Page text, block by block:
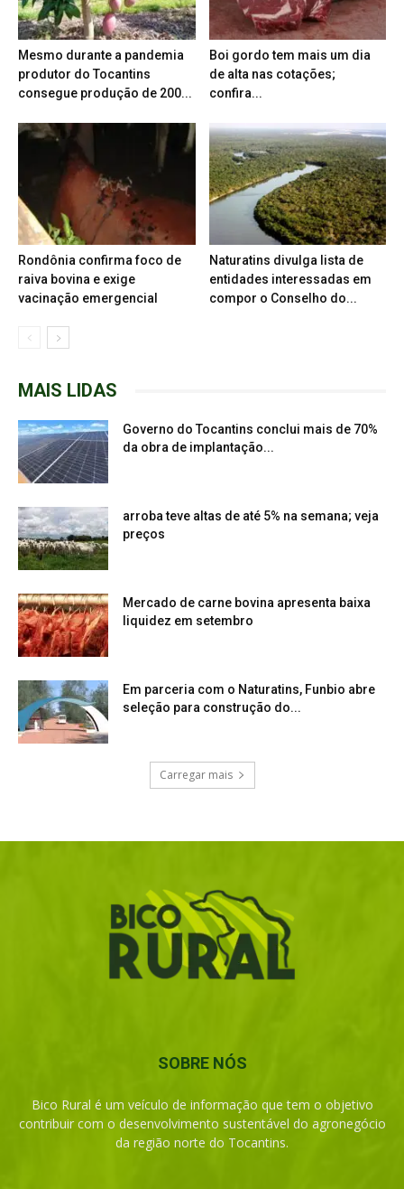
Mesmo durante a pandemia
produtor do Tocantins
consegue produção de 200...
Boi gordo tem mais um dia
de alta nas cotações;
confira...
Rondônia confirma foco de
raiva bovina e exige
vacinação emergencial
Naturatins divulga lista de
entidades interessadas em
compor o Conselho do...
MAIS LIDAS
Governo do Tocantins conclui mais de 70%
da obra de implantação...
arroba teve altas de até 5% na semana; veja
preços
Mercado de carne bovina apresenta baixa
liquidez em setembro
Em parceria com o Naturatins, Funbio abre
seleção para construção do...
Carregar mais
SOBRE NÓS
Bico Rural é um veículo de informação que tem o objetivo
contribuir com o desenvolvimento sustentável do agronegócio
da região norte do Tocantins.